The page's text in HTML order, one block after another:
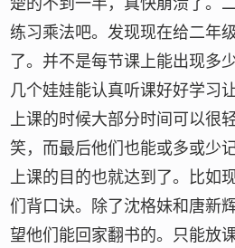
楚的不到一半，真快崩溃了。
练习乘法吧。发现现在给二年
了。并不是每节课上能出现多
几个娃娃能认真听课好好学习
上课的时候大部分时间可以很
笑，而最后他们也能或多或少
上课的目的也就达到了。比如
们背口诀。除了沈格妹和唐新
望他们能回家翻书的。只能放